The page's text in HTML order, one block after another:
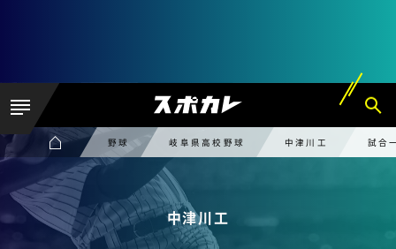
野球 岐阜県高校野球 中津川工 試合
中津川工